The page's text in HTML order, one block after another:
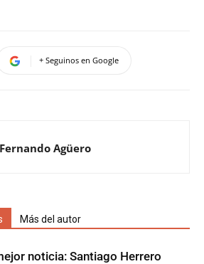
+ Seguinos en Google
Fernando Agüero
Más del autor
noticia: Santiago Herrero